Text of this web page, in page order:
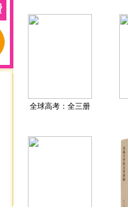
全球高考：全三册